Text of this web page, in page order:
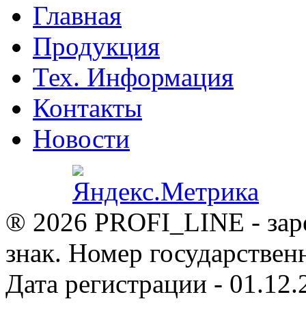
Главная
Продукция
Тех. Информация
Контакты
Новости
® 2026 PROFI_LINE -
знак. Номер
Дата регистрации -